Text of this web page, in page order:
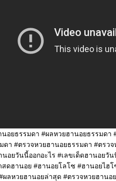
อยธรรมดา #ผลหวยฮานอยธรรมดา
ดา #ตรวจหวยฮานอยธรรมดา #ตรว
อยวันนี้ออกอะไร #เลขเด็ดฮานอย
สดฮานอย #ฮานอยโลโซ #ฮานอยไฮ
ผลหวยฮานอยล่าสุด #ตรวจหวยฮาน